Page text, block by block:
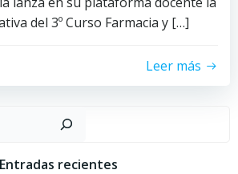
del 3º Curso Farmacia y […]
Leer más
Buscar
Entradas recientes